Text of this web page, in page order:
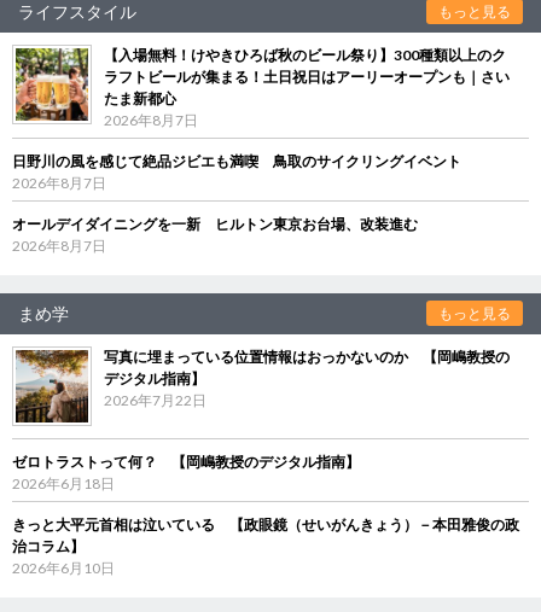
ライフスタイル もっと見る
【入場無料！けやきひろば秋のビール祭り】300種類以上のク
ラフトビールが集まる！土日祝日はアーリーオープンも｜さい
たま新都心
2026年8月7日
日野川の風を感じて絶品ジビエも満喫 鳥取のサイクリングイベント
2026年8月7日
オールデイダイニングを一新 ヒルトン東京お台場、改装進む
2026年8月7日
まめ学 もっと見る
写真に埋まっている位置情報はおっかないのか 【岡嶋教授の
デジタル指南】
2026年7月22日
ゼロトラストって何？ 【岡嶋教授のデジタル指南】
2026年6月18日
きっと大平元首相は泣いている 【政眼鏡（せいがんきょう）－本田雅俊の政
治コラム】
2026年6月10日